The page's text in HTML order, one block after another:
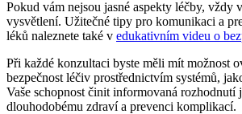
Pokud vám nejsou jasné aspekty léčby, vždy
vysvětlení. Užitečné tipy pro komunikaci a
léků naleznete také v edukativním videu o
Při každé konzultaci byste měli mít možnost
bezpečnost léčiv prostřednictvím systémů,
Vaše schopnost činit informovaná rozhodnutí
dlouhodobému zdraví a prevenci komplikací.